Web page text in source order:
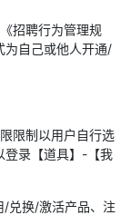
招聘行为管理规
为自己或他人开通/
限制以用户自行选
登录【道具】-【我
/兑换/激活产品、注